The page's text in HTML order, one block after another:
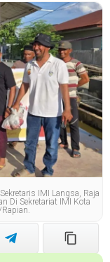
IMI Langsa, Raja
Di Sekretariat IMI Kota